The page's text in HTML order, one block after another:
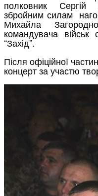
полковник
збройним силам
Михайла
командувача військ
“Захід”.
Після офіційної
концерт за участю